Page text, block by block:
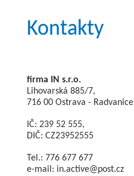
Kontakty
firma IN s.r.o.
Lihovarská 885/7,
716 00 Ostrava - Radvanice
IČ: 239 52 555,
DIČ: CZ23952555
Tel.: 776 677 677
e-mail: in.active@post.cz